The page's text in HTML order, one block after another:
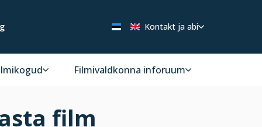
Kontakt ja abi
Filmivaldkonna inforuum
film